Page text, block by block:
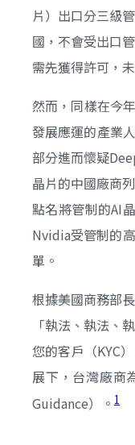
片）出口分三級
國，不會受出口
需先獲得許可，
然而，同樣在今
發展應運的產業
部分進而懷疑
晶片的中國廠商
點名將管制的AI
Nvidia受管制的
單。
根據美國商務部
「執法、執法
您的客戶（KYC
展下，台灣廠商
Guidance）。 1